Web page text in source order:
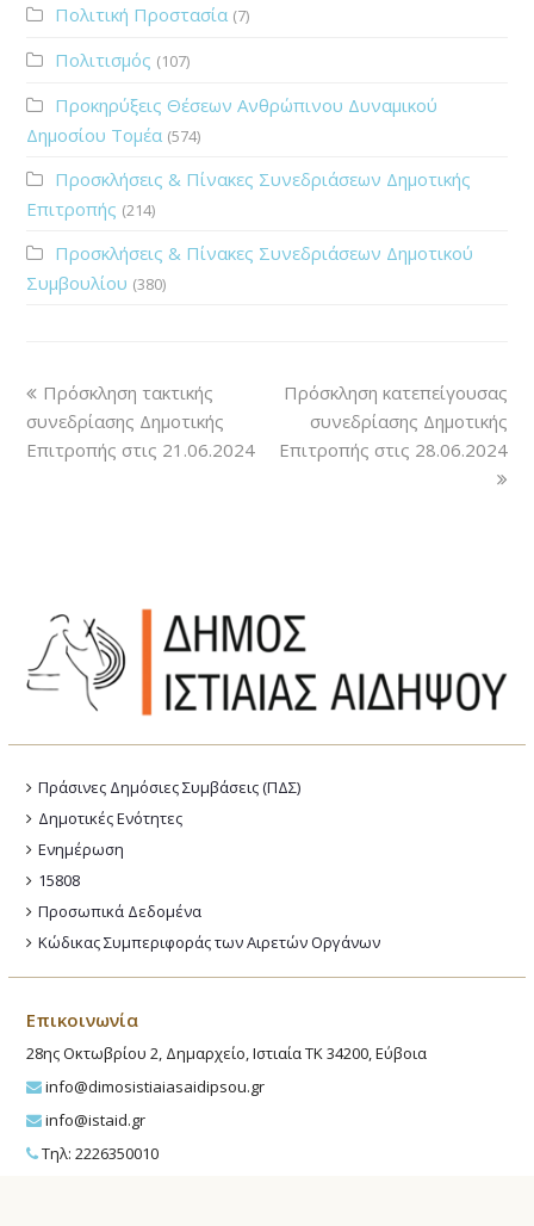
Πολιτική Προστασία (7)
Πολιτισμός (107)
Προκηρύξεις Θέσεων Ανθρώπινου Δυναμικού
Δημοσίου Τομέα (574)
Προσκλήσεις & Πίνακες Συνεδριάσεων Δημοτικής
Επιτροπής (214)
Προσκλήσεις & Πίνακες Συνεδριάσεων Δημοτικού
Συμβουλίου (380)
Πρόσκληση τακτικής
συνεδρίασης Δημοτικής
Επιτροπής στις 21.06.2024
Πρόσκληση κατεπείγουσας
συνεδρίασης Δημοτικής
Επιτροπής στις 28.06.2024
Πράσινες Δημόσιες Συμβάσεις (ΠΔΣ)
Δημοτικές Ενότητες
Ενημέρωση
15808
Προσωπικά Δεδομένα
Κώδικας Συμπεριφοράς των Αιρετών Οργάνων
Επικοινωνία
28ης Οκτωβρίου 2, Δημαρχείο, Ιστιαία ΤΚ 34200, Εύβοια
info@dimosistiaiasaidipsou.gr
info@istaid.gr
Τηλ: 2226350010